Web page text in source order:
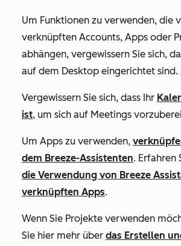
Um Funktionen zu verwenden, die
verknüpften Accounts, Apps oder
abhängen, vergewissern Sie sich,
auf dem Desktop eingerichtet sind.
Vergewissern Sie sich, dass Ihr
ist, um sich auf Meetings
Um Apps zu verwenden,
dem Breeze-Assistenten. Erfahren
die Verwendung von Breeze
verknüpften Apps.
Wenn Sie Projekte verwenden
Sie hier mehr über das Erstellen